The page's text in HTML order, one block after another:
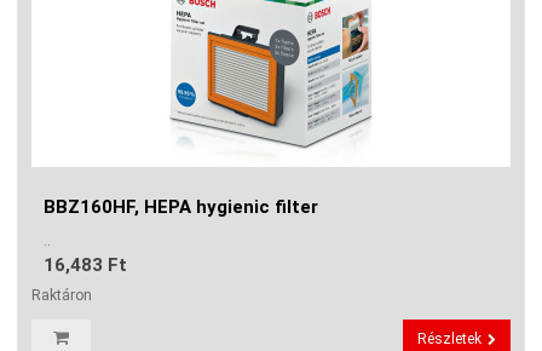
BBZ160HF, HEPA hygienic filter
..
16,483 Ft
Raktáron
Részletek